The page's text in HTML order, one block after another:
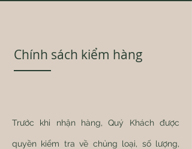
Chính sách kiểm hàng
Trước khi nhận hàng, Quý Khách được
quyền kiểm tra về chủng loại, số lượng,